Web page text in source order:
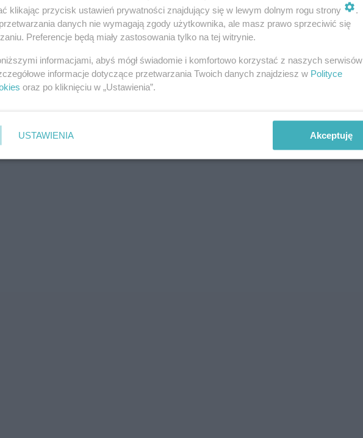
klikając przycisk ustawień prywatności znajdujący się w lewym dolnym rogu strony
danych nie wymagają zgody użytkownika, ale masz prawo sprzeciwić się
Preferencje będą miały zastosowania tylko na tej witrynie.
informacjami, abyś mógł świadomie i komfortowo korzystać z naszych serwisów
informacje dotyczące przetwarzania Twoich danych znajdziesz w Polityce
oraz po kliknięciu w „Ustawienia”.
USTAWIENIA Akceptuję